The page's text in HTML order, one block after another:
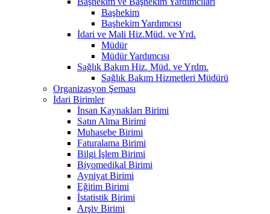
Başhekim
Başhekim Yardımcısı
İdari ve Mali Hiz.Müd. ve Yrd.
Müdür
Müdür Yardımcısı
Sağlık Bakım Hiz. Müd. ve Yrdm.
Sağlık Bakım Hizmetleri Müdürü
Organizasyon Şeması
İdari Birimler
İnsan Kaynakları Birimi
Satın Alma Birimi
Muhasebe Birimi
Faturalama Birimi
Bilgi İşlem Birimi
Biyomedikal Birimi
Ayniyat Birimi
Eğitim Birimi
İstatistik Birimi
Arşiv Birimi